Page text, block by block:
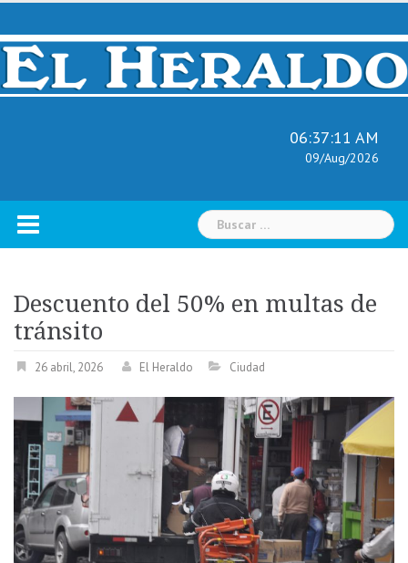
Skip
content
06:37:13 AM
09/Aug/2026
Buscar:
Descuento del 50% en multas de
tránsito
26 abril, 2026 El Heraldo Ciudad